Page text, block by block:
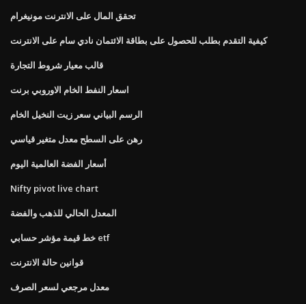
تحقق المال على الانترنت مونيغرام
كيفية التقدم بطلب للحصول على بطاقة الائتمان نادي سام على الانترنت
قالب معيار شروط التجارة
اسعار النفط الخام الاوروبي برنت
الرسم البياني سعر زيت النخيل الخام
رهن على السطح معدل متغير قياسي
أسعار الفضة العالمية اليوم
Nifty pivot live chart
المعدل الحالي للذهب والفضة
خط قيمة مؤشر حسابي etf
قوانين حالة الانترنت
معدل مرجعي لسعر الصرف